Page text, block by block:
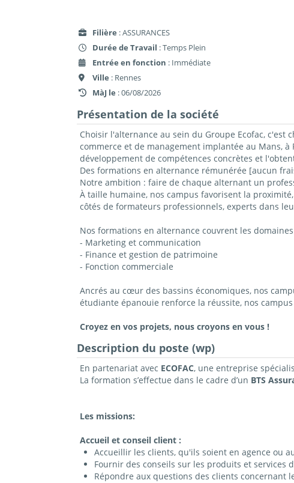
Filière : ASSURANCES
Durée de Travail : Temps Plein
Entrée en fonction : Immédiate
Ville : Rennes
MàJ le : 06/08/2026
Présentation de la société
Choisir l'alternance au sein du Groupe Ecofac, c'est
commerce et de management implantée au Mans,
développement de compétences concrètes et
Des formations en alternance rémunérée [aucun
Notre ambition : faire de chaque alternant un
À taille humaine, nos campus favorisent la
côtés de formateurs professionnels, experts dans
Nos formations en alternance couvrent les
- Marketing et communication
- Finance et gestion de patrimoine
- Fonction commerciale
Ancrés au cœur des bassins économiques, nos
étudiante épanouie renforce la réussite, nos
Croyez en vos projets, nous croyons en vous !
Description du poste (wp)
En partenariat avec ECOFAC, une entreprise
La formation s’effectue dans le cadre d’un BTS
Les missions:
Accueil et conseil client :
Accueillir les clients, qu'ils soient en agence ou
Fournir des conseils sur les produits et services
Répondre aux questions des clients concernant